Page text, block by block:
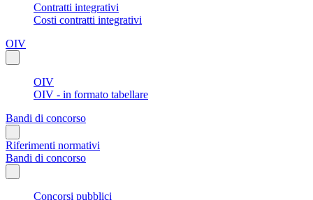
Contratti integrativi
Costi contratti integrativi
OIV
OIV
OIV - in formato tabellare
Bandi di concorso
Riferimenti normativi
Bandi di concorso
Concorsi pubblici